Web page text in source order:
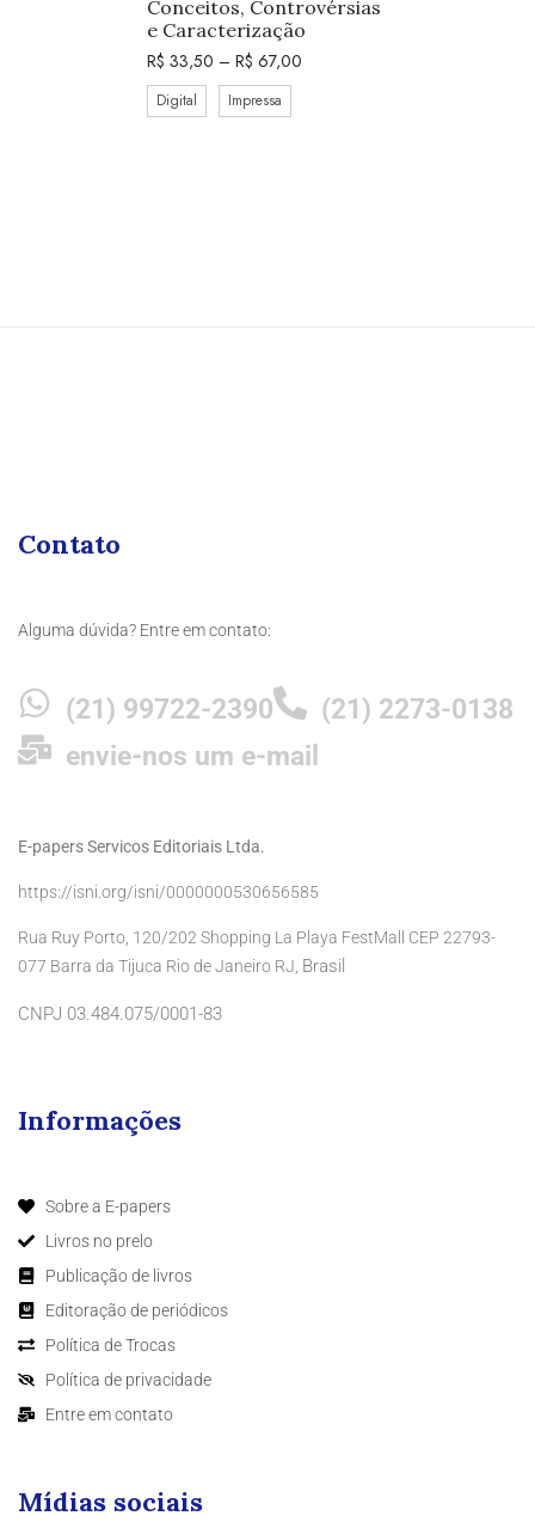
Conceitos, Controvérsias
e Caracterização
R$ 33,50 – R$ 67,00
Digital Impressa
Contato
Alguma dúvida? Entre em contato:
(21) 99722-2390
(21) 2273-0138
envie-nos um e-mail
E-papers Servicos Editoriais Ltda.
https://isni.org/isni/0000000530656585
Rua Ruy Porto, 120/202 Shopping La Playa FestMall CEP 22793-
077 Barra da Tijuca Rio de Janeiro RJ, Brasil
CNPJ 03.484.075/0001-83
Informações
Sobre a E-papers
Livros no prelo
Publicação de livros
Editoração de periódicos
Política de Trocas
Política de privacidade
Entre em contato
Mídias sociais